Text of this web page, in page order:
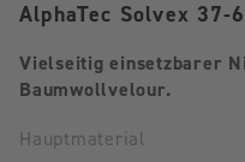
AlphaTec Solvex 37-
Vielseitig einsetzbarer
Baumwollvelour.
Hauptmaterial